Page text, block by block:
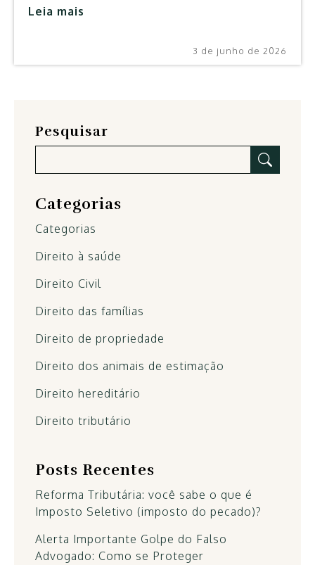
Leia mais
3 de junho de 2026
Pesquisar
Categorias
Categorias
Direito à saúde
Direito Civil
Direito das famílias
Direito de propriedade
Direito dos animais de estimação
Direito hereditário
Direito tributário
Posts Recentes
Reforma Tributária: você sabe o que é
Imposto Seletivo (imposto do pecado)?
Alerta Importante Golpe do Falso
Advogado: Como se Proteger